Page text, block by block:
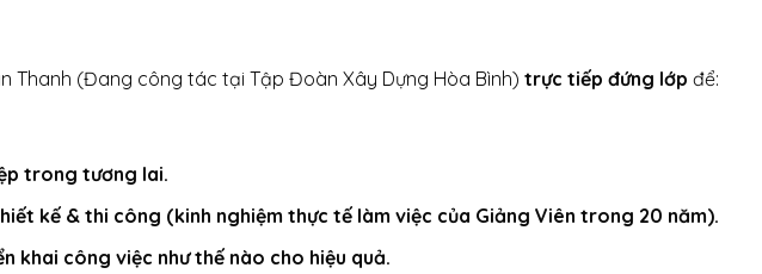
Thanh (Đang công tác tại Tập Đoàn Xây Dựng Hòa Bình) trực tiếp đứng lớp để:
trong tương lai.
kế & thi công (kinh nghiệm thực tế làm việc của Giảng Viên trong 20 năm).
khai công việc như thế nào cho hiệu quả.